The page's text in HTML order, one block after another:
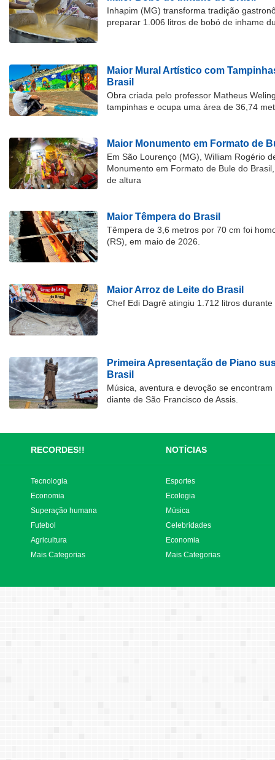
Inhapim (MG) transforma tradição
preparar 1.006 litros de bobó de inhame
Maior Mural Artístico com
Brasil
Obra criada pelo professor Matheus
tampinhas e ocupa uma área de 36,74
Maior Monumento em Formato de
Em São Lourenço (MG), William Rogério
Monumento em Formato de Bule do
de altura
Maior Têmpera do Brasil
Têmpera de 3,6 metros por 70 cm foi
(RS), em maio de 2026.
Maior Arroz de Leite do Brasil
Chef Edi Dagrê atingiu 1.712 litros
Primeira Apresentação de Piano
Brasil
Música, aventura e devoção se
diante de São Francisco de Assis.
RECORDES!! NOTÍCIAS
Tecnologia
Economia
Superação humana
Futebol
Agricultura
Mais Categorias
Esportes
Ecologia
Música
Celebridades
Economia
Mais Categorias